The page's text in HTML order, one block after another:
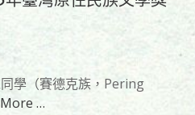
（賽德克族，Pering
…